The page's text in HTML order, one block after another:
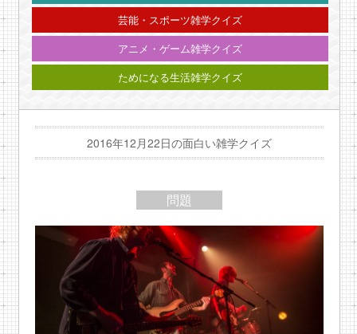
芸能・スポーツ雑学クイズ
アニメ・ゲーム雑学クイズ
ためになる生活雑学クイズ
2016年12月22日の面白い雑学クイズ
問題